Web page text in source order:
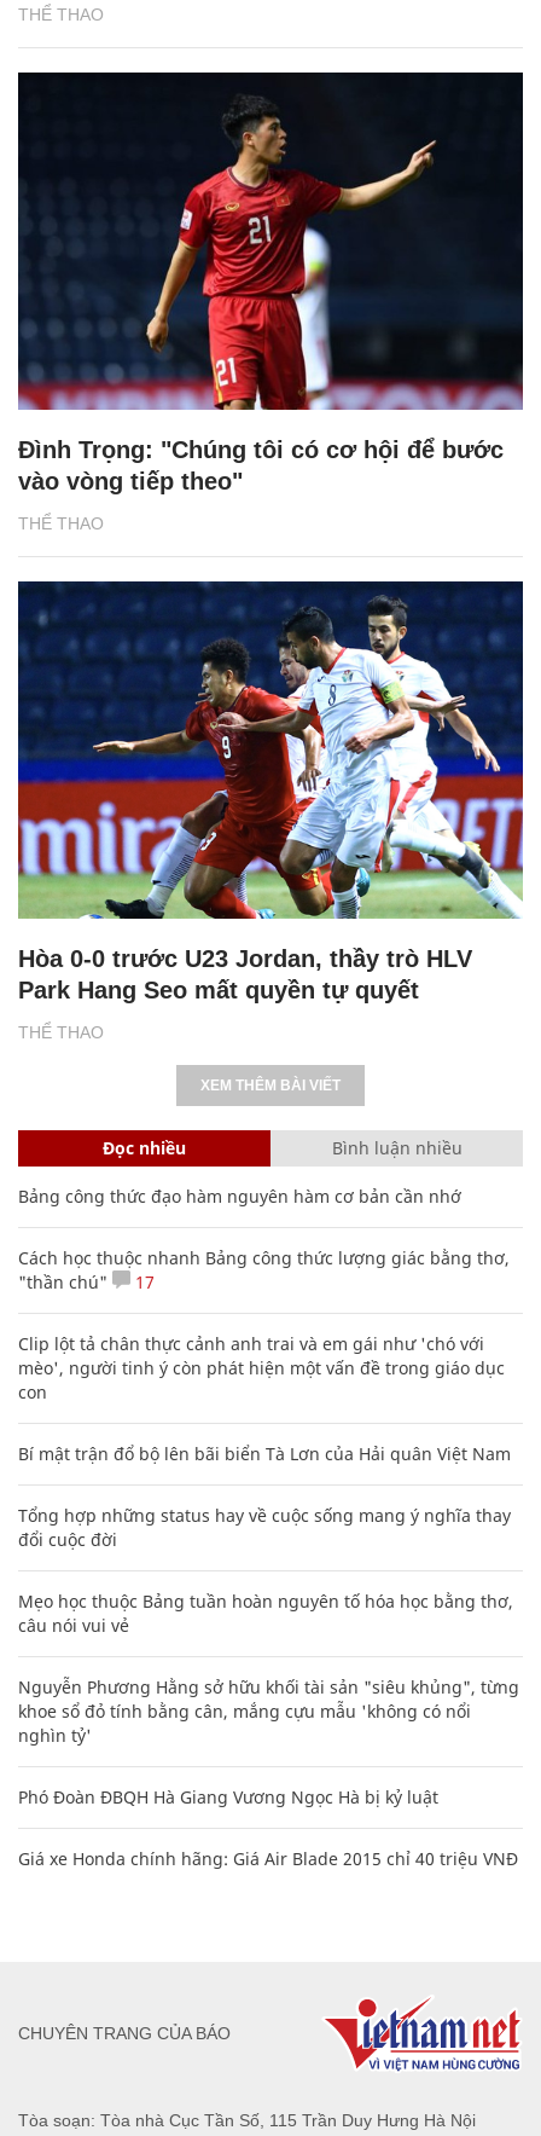
THỂ THAO
THỂ THAO
Đình Trọng: "Chúng tôi có cơ hội để bước
vào vòng tiếp theo"
THỂ THAO
Hòa 0-0 trước U23 Jordan, thầy trò HLV
Park Hang Seo mất quyền tự quyết
XEM THÊM BÀI VIẾT
Đọc nhiều Bình luận nhiều
Bảng công thức đạo hàm nguyên hàm cơ bản cần nhớ
Cách học thuộc nhanh Bảng công thức lượng giác bằng thơ,
"thần chú"
17
Clip lột tả chân thực cảnh anh trai và em gái như 'chó với
mèo', người tinh ý còn phát hiện một vấn đề trong giáo dục
con
Bí mật trận đổ bộ lên bãi biển Tà Lơn của Hải quân Việt Nam
Tổng hợp những status hay về cuộc sống mang ý nghĩa thay
đổi cuộc đời
Mẹo học thuộc Bảng tuần hoàn nguyên tố hóa học bằng thơ,
câu nói vui vẻ
Nguyễn Phương Hằng sở hữu khối tài sản "siêu khủng", từng
khoe sổ đỏ tính bằng cân, mắng cựu mẫu 'không có nổi
nghìn tỷ'
Phó Đoàn ĐBQH Hà Giang Vương Ngọc Hà bị kỷ luật
Giá xe Honda chính hãng: Giá Air Blade 2015 chỉ 40 triệu VNĐ
Tòa soạn: Tòa nhà Cục Tần Số, 115 Trần Duy Hưng Hà Nội
CHUYÊN TRANG CỦA BÁO